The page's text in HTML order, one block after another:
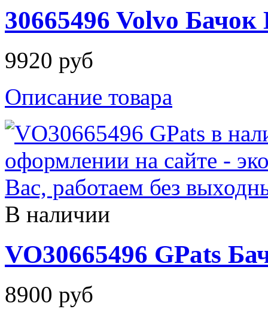
30665496 Volvo
9920 руб
Описание товара
В наличии
VO30665496 GPats
8900 руб